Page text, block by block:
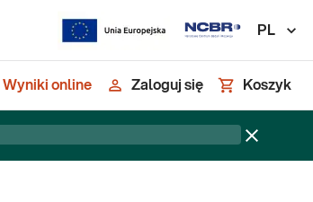
PL
Wyniki online Zaloguj się Koszyk